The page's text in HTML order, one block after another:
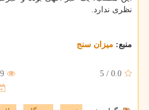
نظری ندارد.
منبع: میزان سنج
0.0
/
5